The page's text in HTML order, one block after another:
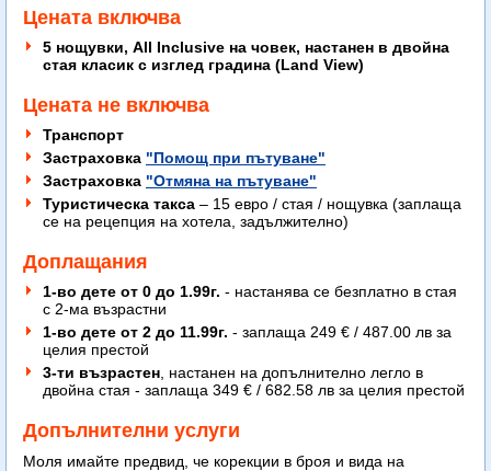
Цената включва
5 нощувки, All Inclusive на човек, настанен в двойна
стая класик с изглед градина (Land View)
Цената не включва
Транспорт
Застраховка "Помощ при пътуване"
Застраховка "Отмяна на пътуване"
Туристическа такса – 15 евро / стая / нощувка (заплаща
се на рецепция на хотела, задължително)
Доплащания
1-во дете от 0 до 1.99г. - настанява се безплатно в стая
с 2-ма възрастни
1-во дете от 2 до 11.99г. - заплаща 249 € / 487.00 лв за
целия престой
3-ти възрастен , настанен на допълнително легло в
двойна стая - заплаща 349 € / 682.58 лв за целия престой
Допълнителни услуги
Моля имайте предвид, че корекции в броя и вида на